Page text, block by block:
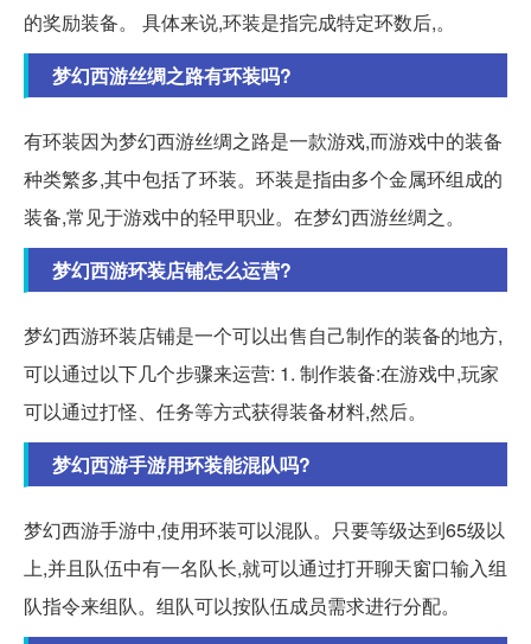
的奖励装备。 具体来说,环装是指完成特定环数后,。
梦幻西游丝绸之路有环装吗?
有环装因为梦幻西游丝绸之路是一款游戏,而游戏中的装备
种类繁多,其中包括了环装。环装是指由多个金属环组成的
装备,常见于游戏中的轻甲职业。在梦幻西游丝绸之。
梦幻西游环装店铺怎么运营?
梦幻西游环装店铺是一个可以出售自己制作的装备的地方,
可以通过以下几个步骤来运营: 1. 制作装备:在游戏中,玩家
可以通过打怪、任务等方式获得装备材料,然后。
梦幻西游手游用环装能混队吗?
梦幻西游手游中,使用环装可以混队。只要等级达到65级以
上,并且队伍中有一名队长,就可以通过打开聊天窗口输入组
队指令来组队。组队可以按队伍成员需求进行分配。